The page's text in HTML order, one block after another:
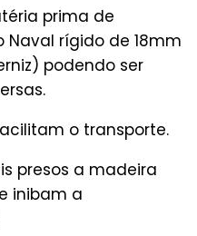
prima de
rígido de 18mm
podendo ser
o transporte.
presos a madeira
inibam a